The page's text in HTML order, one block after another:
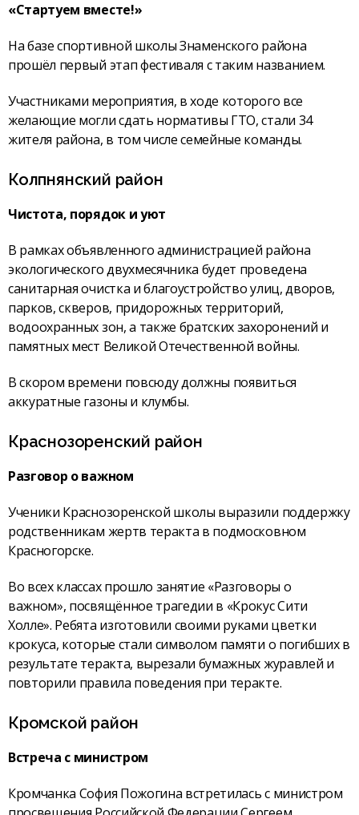
«Стартуем вместе!»
На базе спортивной школы Знаменского района
прошёл первый этап фестиваля с таким названием.
Участниками мероприятия, в ходе которого все
желающие могли сдать нормативы ГТО, стали 34
жителя района, в том числе семейные команды.
Колпнянский район
Чистота, порядок и уют
В рамках объявленного администрацией района
экологического двухмесячника будет проведена
санитарная очистка и благо­устройство улиц, дворов,
парков, скверов, придорожных территорий,
водоохранных зон, а также братских захоронений и
памятных мест Великой Отечественной войны.
В скором времени повсюду должны появиться
аккуратные газоны и клумбы.
Краснозоренский район
Разговор о важном
Ученики Краснозоренской школы выразили поддержку
родственникам жертв теракта в подмосковном
Красногорске.
Во всех классах прошло занятие «Разговоры о
важном», посвящённое трагедии в «Крокус Сити
Холле». Ребята изготовили своими руками цветки
крокуса, которые стали символом памяти о погибших в
результате теракта, вырезали бумажных журавлей и
повторили правила поведения при теракте.
Кромской район
Встреча с министром
Кромчанка София Пожогина встретилась с министром